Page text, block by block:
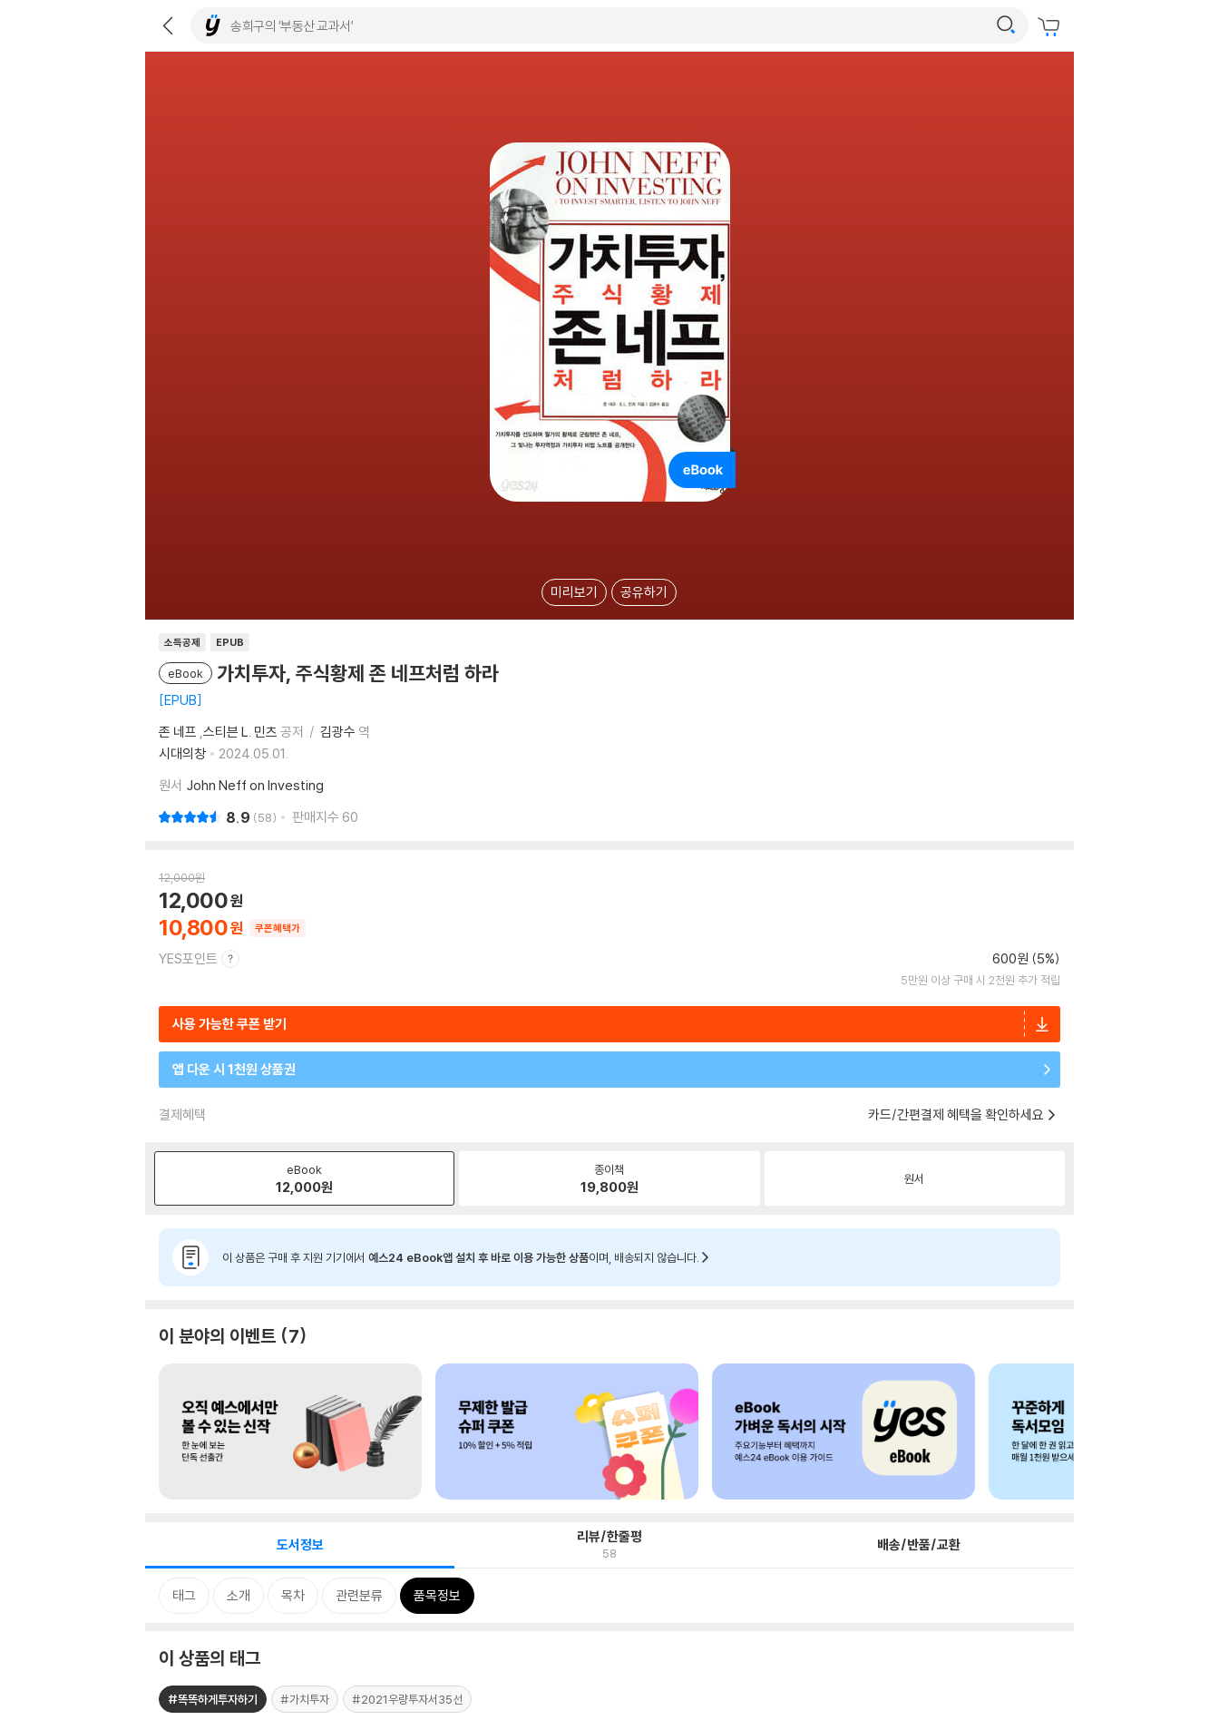
미리보기 공유하기
소득공제 EPUB
eBook 가치투자, 주식황제 존 네프처럼 하라
EPUB
존 네프 ,스티븐 L. 민츠 공저 김광수 역
시대의창
2024.05.01.
원서 John Neff on Investing
8.9 58 판매지수 60
12,000원
10,800
12,000
쿠폰혜택가
YES포인트 600원 (5%)
5만원 이상 구매 시 2천원 추가 적립
사용 가능한 쿠폰 받기
앱 다운 시 1천원 상품권
결제혜택 카드/간편결제 혜택을 확인하세요
eBook
12,000원
종이책
19,800원 원서
이 상품은 구매 후 지원 기기에서 예스24 eBook앱 설치 후 바로 이용 가능한 상품이며, 배송되지 않습니다.
이 분야의 이벤트 7
도서정보 리뷰/한줄평
58 배송/반품/교환
태그 소개 목차 관련분류 품목정보
이 상품의 태그
#똑똑하게투자하기 #가치투자 #2021우량투자서35선